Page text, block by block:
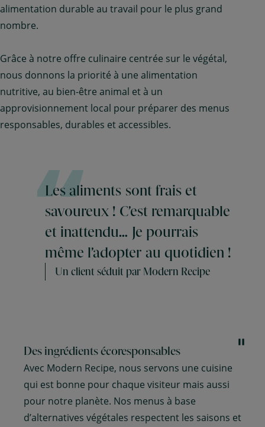
alimentation durable au travail pour le plus grand
nombre.
Grâce à notre offre culinaire centrée sur le végétal,
nous donnons la priorité à une alimentation
nutritive, au bien-être animal et à un
approvisionnement local pour préparer des menus
responsables, durables et accessibles.
Les aliments sont frais et
savoureux ! C’est remarquable
et inattendu… Je pourrais
même l’adopter au quotidien !
Un client séduit par Modern Recipe
Des expériences raffinées
Le sens du service et la qualité de l’accueil se
cachent dans les détails. Grâce à des solutions
technologiques harmonieuses et au
professionnalisme chaleureux de notre